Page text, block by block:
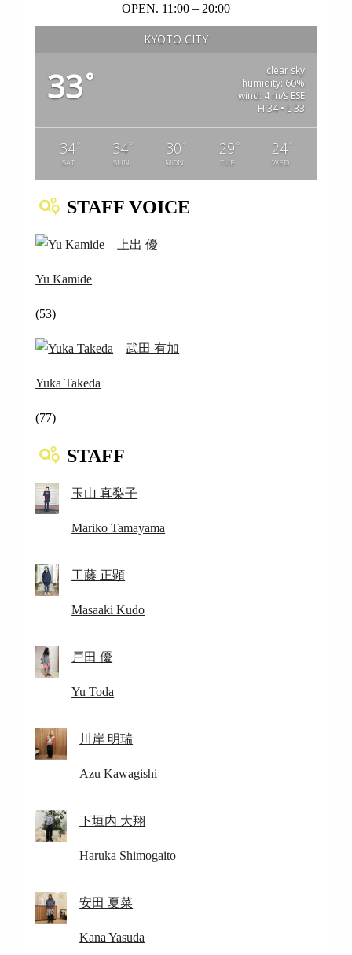
OPEN. 11:00 – 20:00
KYOTO CITY
33°
clear sky
humidity: 60%
wind: 4 m/s ESE
H 34 • L 33
34°
SAT
34°
SUN
30 °
MON
29 °
TUE
24°
WED
STAFF VOICE
上出 優
Yu Kamide
(53)
武田 有加
Yuka Takeda
(77)
STAFF
玉山 真梨子
Mariko Tamayama
工藤 正顕
Masaaki Kudo
戸田 優
Yu Toda
川岸 明瑞
Azu Kawagishi
下垣内 大翔
Haruka Shimogaito
安田 夏菜
Kana Yasuda